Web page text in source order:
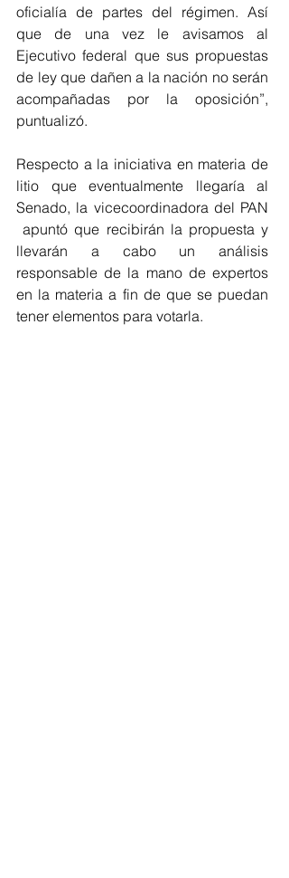
oficialía de partes del régimen. Así
que de una vez le avisamos al
Ejecutivo federal que sus propuestas
de ley que dañen a la nación no serán
acompañadas por la oposición”,
puntualizó.
Respecto a la iniciativa en materia de
litio que eventualmente llegaría al
Senado, la vicecoordinadora del PAN
apuntó que recibirán la propuesta y
llevarán a cabo un análisis
responsable de la mano de expertos
en la materia a fin de que se puedan
tener elementos para votarla.